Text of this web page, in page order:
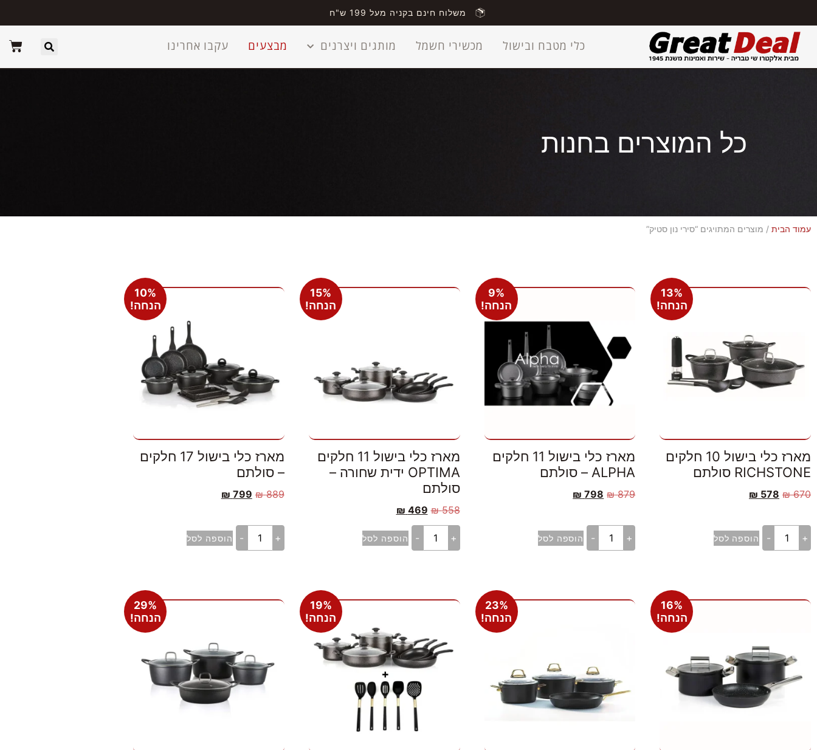
משלוח חינם בקניה מעל 199 ש"ח
כלי מטבח ובישול מכשירי חשמל מותגים ויצרנים מבצעים עקבו אחרינו
כל המוצרים בחנות
עמוד הבית / מוצרים המתויגים “סירי נון סטיק”
13%
הנחה!
מארז כלי בישול 10 חלקים
RICHSTONE סולתם
670
₪
578
₪
+
- הוספה לסל
9%
הנחה!
מארז כלי בישול 11 חלקים
ALPHA – סולתם
879
₪
798
₪
+
- הוספה לסל
15%
הנחה!
מארז כלי בישול 11 חלקים
OPTIMA ידית שחורה –
סולתם
558
₪
469
₪
+
- הוספה לסל
10%
הנחה!
מארז כלי בישול 17 חלקים
– סולתם
889
₪
799
₪
+
- הוספה לסל
16%
הנחה!
23%
הנחה!
19%
הנחה!
29%
הנחה!